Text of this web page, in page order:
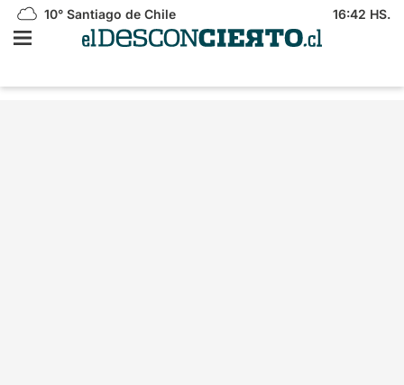
10° Santiago de Chile 16:42 HS.